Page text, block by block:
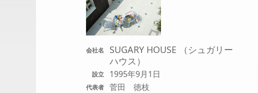
会社名
SUGARY HOUSE （シュガリー
ハウス）
設立 1995年9月1日
代表者 菅田 徳枝